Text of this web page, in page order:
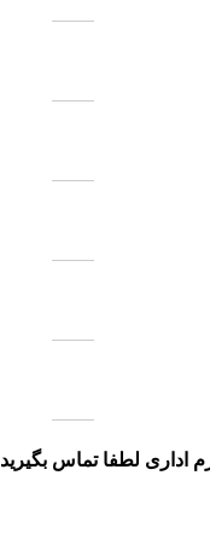
اداری لطفا تماس بگیرید